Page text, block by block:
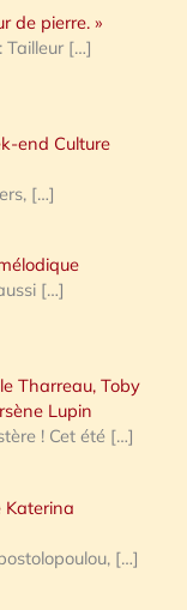
de pierre. »
Tailleur […]
end Culture
[…]
[…]
Tharreau, Toby
Lupin
! Cet été […]
Katerina
[…]